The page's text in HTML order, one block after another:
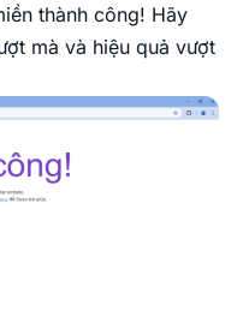
thành công! Hãy
mà và hiệu quả vượt